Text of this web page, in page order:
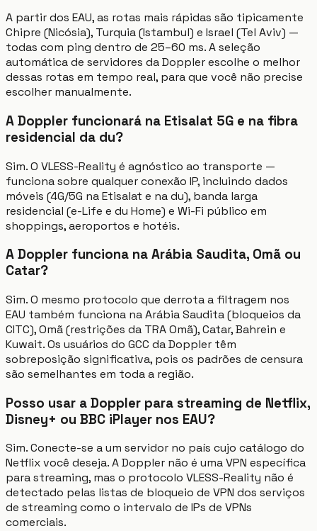
A partir dos EAU, as rotas mais rápidas são tipicamente
Chipre (Nicósia), Turquia (Istambul) e Israel (Tel Aviv) —
todas com ping dentro de 25–60 ms. A seleção
automática de servidores da Doppler escolhe o melhor
dessas rotas em tempo real, para que você não precise
escolher manualmente.
A Doppler funcionará na Etisalat 5G e na fibra
residencial da du?
Sim. O VLESS-Reality é agnóstico ao transporte —
funciona sobre qualquer conexão IP, incluindo dados
móveis (4G/5G na Etisalat e na du), banda larga
residencial (e-Life e du Home) e Wi-Fi público em
shoppings, aeroportos e hotéis.
A Doppler funciona na Arábia Saudita, Omã ou
Catar?
Sim. O mesmo protocolo que derrota a filtragem nos
EAU também funciona na Arábia Saudita (bloqueios da
CITC), Omã (restrições da TRA Omã), Catar, Bahrein e
Kuwait. Os usuários do GCC da Doppler têm
sobreposição significativa, pois os padrões de censura
são semelhantes em toda a região.
Posso usar a Doppler para streaming de Netflix,
Disney+ ou BBC iPlayer nos EAU?
Sim. Conecte-se a um servidor no país cujo catálogo do
Netflix você deseja. A Doppler não é uma VPN específica
para streaming, mas o protocolo VLESS-Reality não é
detectado pelas listas de bloqueio de VPN dos serviços
de streaming como o intervalo de IPs de VPNs
comerciais.